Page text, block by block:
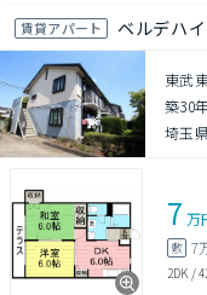
賃貸アパート ベルデハ
東武
築30
埼玉
7 万
敷 7
2DK /